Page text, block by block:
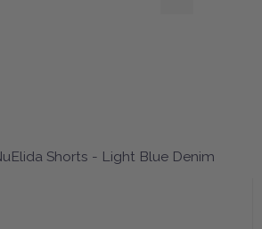
Shorts - Light Blue Denim